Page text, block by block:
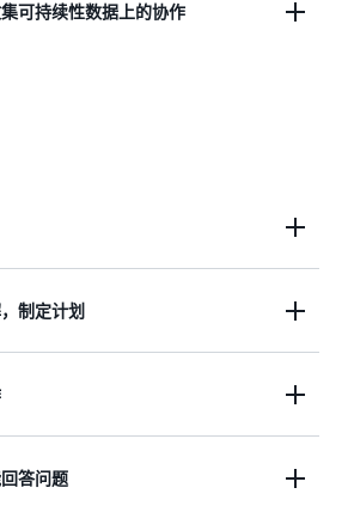
策。
可持续性数据上的协作
存和可持续性数据，并使用机器学
N 级可见性和 AWS Supply
Chain 数据湖的更多信息»
制定计划
供支持的见解，洞察整个供应链中
见解 »
以降低风险，并与合作伙伴协作，
答问题